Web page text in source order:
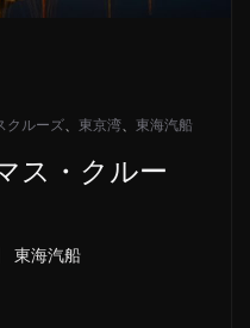
クルーズ、 東京湾、 東海汽船
ス・クルー
東海汽船